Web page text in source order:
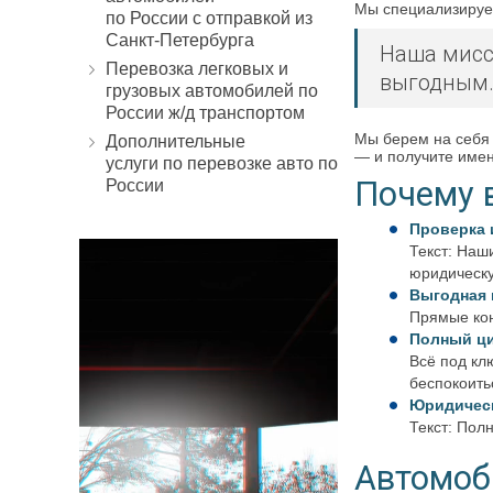
по России с отправкой из
Санкт-Петербурга
Перевозка легковых и
грузовых автомобилей по
России ж/д транспортом
Дополнительные
услуги по перевозке авто по
России
Мы
Наша
выгодным.
Мы берем на себя
— и получите
Почему
Проверка
Текст:
Выгодная
Прямые
Полный
Всё под
Текст: